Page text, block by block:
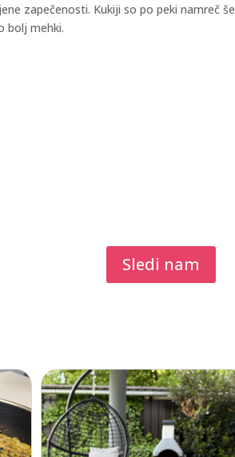
zapečenosti. Kukiji so po peki namreč še
bolj mehki.
Sledi nam